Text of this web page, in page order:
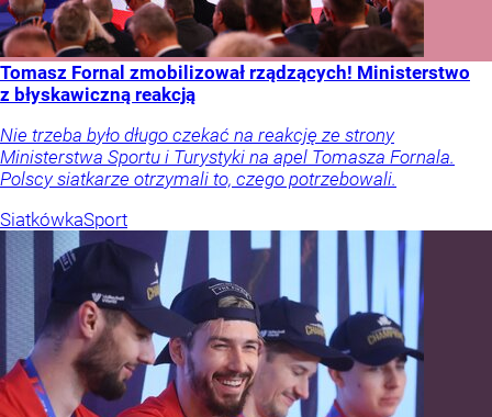
Tomasz Fornal zmobilizował rządzących! Ministerstwo
z błyskawiczną reakcją
Nie trzeba było długo czekać na reakcję ze strony
Ministerstwa Sportu i Turystyki na apel Tomasza Fornala.
Polscy siatkarze otrzymali to, czego potrzebowali.
SiatkówkaSport